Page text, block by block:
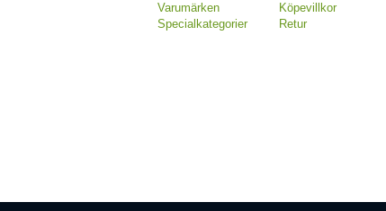
Varumärken
Specialkategorier
Köpevillkor
Retur